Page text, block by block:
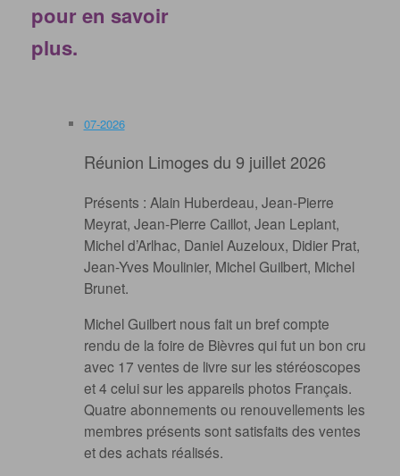
pour en savoir
plus.
07-2026
Réunion Limoges du 9 juillet 2026
Présents : Alain Huberdeau, Jean-Pierre
Meyrat, Jean-Pierre Caillot, Jean Leplant,
Michel d’Arlhac, Daniel Auzeloux, Didier Prat,
Jean-Yves Moulinier, Michel Guilbert, Michel
Brunet.
Michel Guilbert nous fait un bref compte
rendu de la foire de Bièvres qui fut un bon cru
avec 17 ventes de livre sur les stéréoscopes
et 4 celui sur les appareils photos Français.
Quatre abonnements ou renouvellements les
membres présents sont satisfaits des ventes
et des achats réalisés.